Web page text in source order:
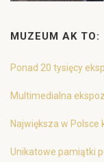
MUZEUM AK TO:
Ponad 20 tysięcy
Multimedialna
Największa w
Unikatowe pamiątki